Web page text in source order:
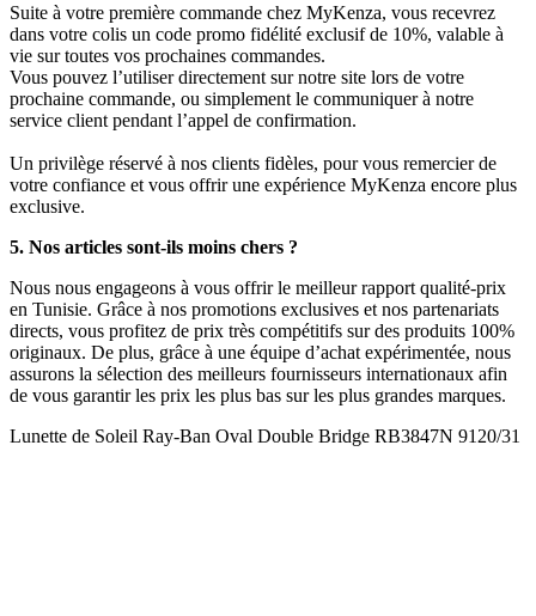
Suite à votre première commande chez MyKenza, vous recevrez
dans votre colis un code promo fidélité exclusif de 10%, valable à
vie sur toutes vos prochaines commandes.
Vous pouvez l’utiliser directement sur notre site lors de votre
prochaine commande, ou simplement le communiquer à notre
service client pendant l’appel de confirmation.
Un privilège réservé à nos clients fidèles, pour vous remercier de
votre confiance et vous offrir une expérience MyKenza encore plus
exclusive.
5. Nos articles sont-ils moins chers ?
Nous nous engageons à vous offrir le meilleur rapport qualité-prix
en Tunisie. Grâce à nos promotions exclusives et nos partenariats
directs, vous profitez de prix très compétitifs sur des produits 100%
originaux. De plus, grâce à une équipe d’achat expérimentée, nous
assurons la sélection des meilleurs fournisseurs internationaux afin
de vous garantir les prix les plus bas sur les plus grandes marques.
Lunette de Soleil Ray-Ban Oval Double Bridge RB3847N 9120/31